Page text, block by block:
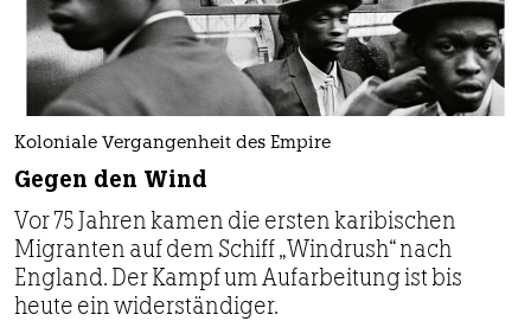
Koloniale Vergangenheit des Empire
Gegen den Wind
Vor 75 Jahren kamen die ersten karibischen
Migranten auf dem Schiff „Windrush“ nach
England. Der Kampf um Aufarbeitung ist bis
heute ein widerständiger.